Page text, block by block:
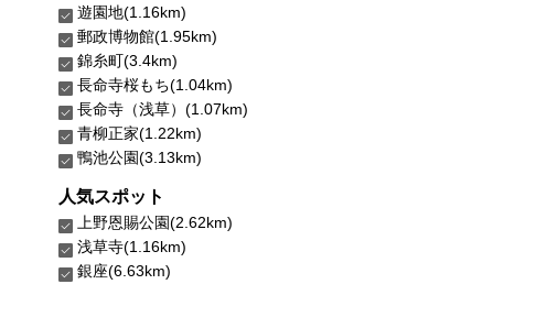
遊園地(1.16km)
郵政博物館(1.95km)
錦糸町(3.4km)
長命寺桜もち(1.04km)
長命寺（浅草）(1.07km)
青柳正家(1.22km)
鴨池公園(3.13km)
人気スポット
上野恩賜公園(2.62km)
浅草寺(1.16km)
銀座(6.63km)